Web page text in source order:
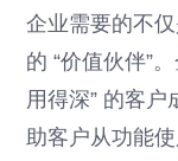
企业需要的不
的 “价值伙伴”
用得深” 的客
助客户从功能